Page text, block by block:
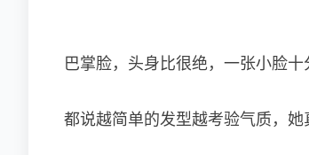
巴掌脸，头身比很绝，一张小脸
都说越简单的发型越考验气质，她